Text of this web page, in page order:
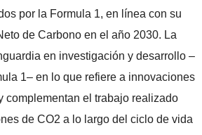
por la Formula 1, en línea con su
de Carbono en el año 2030. La
en investigación y desarrollo –
1– en lo que refiere a innovaciones
complementan el trabajo realizado
de CO2 a lo largo del ciclo de vida